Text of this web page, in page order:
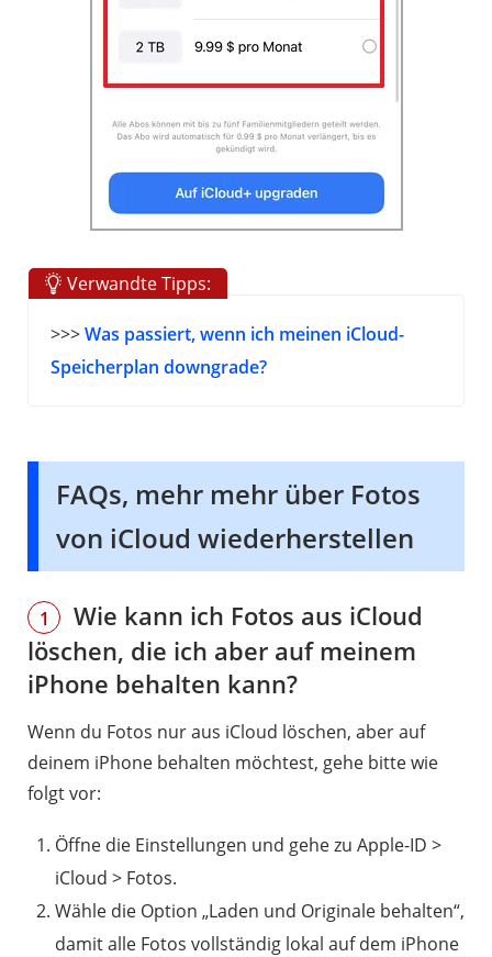
Verwandte Tipps:
>>>Was passiert, wenn ich meinen iCloud-
Speicherplan downgrade?
FAQs, mehr mehr über Fotos
von iCloud wiederherstellen
1
Wie kann ich Fotos aus iCloud
löschen, die ich aber auf meinem
iPhone behalten kann?
Wenn du Fotos nur aus iCloud löschen, aber auf
deinem iPhone behalten möchtest, gehe bitte wie
folgt vor:
Öffne die Einstellungen und gehe zu Apple-ID >
iCloud > Fotos.
Wähle die Option „Laden und Originale behalten“,
damit alle Fotos vollständig lokal auf dem iPhone